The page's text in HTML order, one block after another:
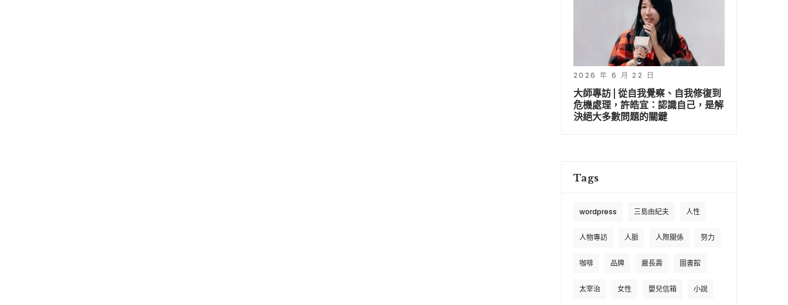
2026 年 6 月 22 日
大師專訪 | 從自我覺察、自我修復到
危機處理，許皓宜：認識自己，是解
決絕大多數問題的關鍵
Tags
wordpress 三島由紀夫 人性
人物專訪 人脈 人際關係 努力
咖啡 品牌 嚴長壽 圖書館
太宰治 女性 嬰兒信箱 小說